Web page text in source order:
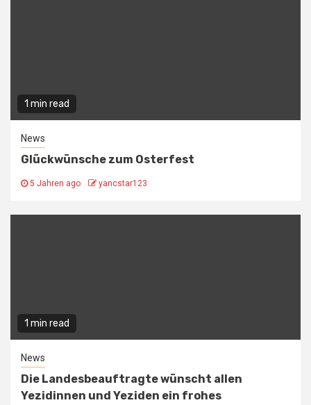
1 min read
News
Glückwünsche zum Osterfest
5 Jahren ago yancstar123
1 min read
News
Die Landesbeauftragte wünscht allen
Yezidinnen und Yeziden ein frohes